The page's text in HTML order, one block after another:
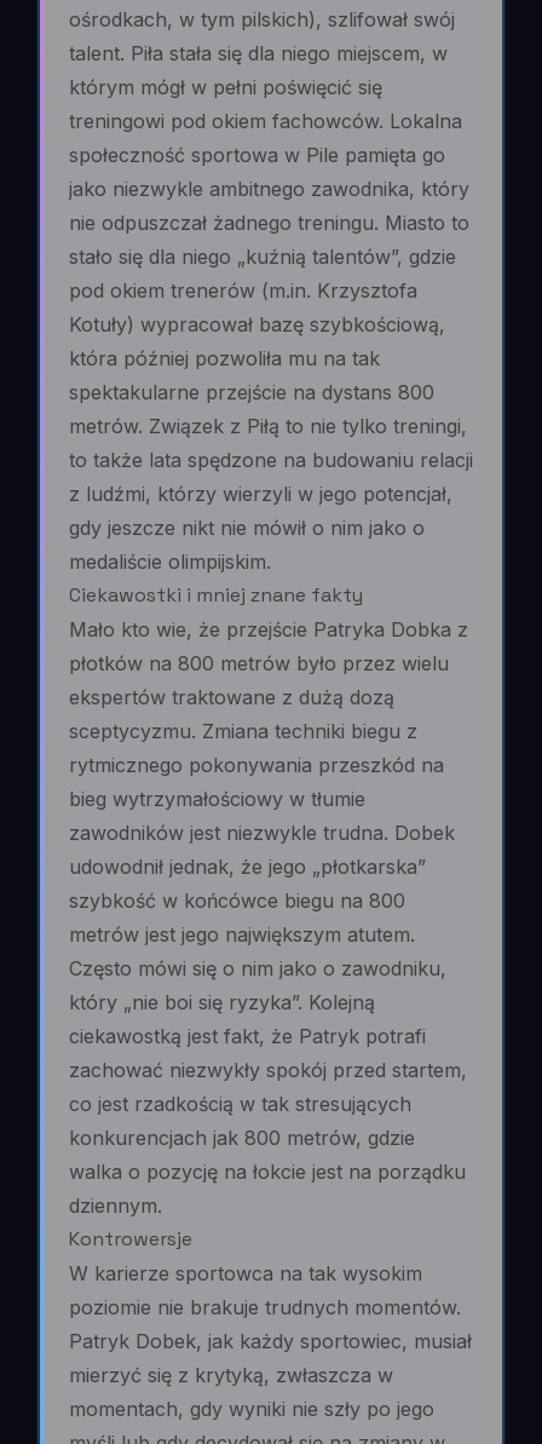
ośrodkach, w tym pilskich), szlifował swój
talent. Piła stała się dla niego miejscem, w
którym mógł w pełni poświęcić się
treningowi pod okiem fachowców. Lokalna
społeczność sportowa w Pile pamięta go
jako niezwykle ambitnego zawodnika, który
nie odpuszczał żadnego treningu. Miasto to
stało się dla niego „kuźnią talentów”, gdzie
pod okiem trenerów (m.in. Krzysztofa
Kotuły) wypracował bazę szybkościową,
która później pozwoliła mu na tak
spektakularne przejście na dystans 800
metrów. Związek z Piłą to nie tylko treningi,
to także lata spędzone na budowaniu relacji
z ludźmi, którzy wierzyli w jego potencjał,
gdy jeszcze nikt nie mówił o nim jako o
medaliście olimpijskim.
Ciekawostki i mniej znane fakty
Mało kto wie, że przejście Patryka Dobka z
płotków na 800 metrów było przez wielu
ekspertów traktowane z dużą dozą
sceptycyzmu. Zmiana techniki biegu z
rytmicznego pokonywania przeszkód na
bieg wytrzymałościowy w tłumie
zawodników jest niezwykle trudna. Dobek
udowodnił jednak, że jego „płotkarska”
szybkość w końcówce biegu na 800
metrów jest jego największym atutem.
Często mówi się o nim jako o zawodniku,
który „nie boi się ryzyka”. Kolejną
ciekawostką jest fakt, że Patryk potrafi
zachować niezwykły spokój przed startem,
co jest rzadkością w tak stresujących
konkurencjach jak 800 metrów, gdzie
walka o pozycję na łokcie jest na porządku
dziennym.
Kontrowersje
W karierze sportowca na tak wysokim
poziomie nie brakuje trudnych momentów.
Patryk Dobek, jak każdy sportowiec, musiał
mierzyć się z krytyką, zwłaszcza w
momentach, gdy wyniki nie szły po jego